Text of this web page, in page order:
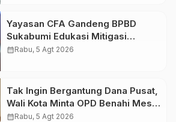
Yayasan CFA Gandeng BPBD
Sukabumi Edukasi Mitigasi
Bencana untuk Anak Usia Dini
calendar_monthRabu, 5 Agt 2026
Tak Ingin Bergantung Dana Pusat,
Wali Kota Minta OPD Benahi Mesin
PAD
calendar_monthRabu, 5 Agt 2026